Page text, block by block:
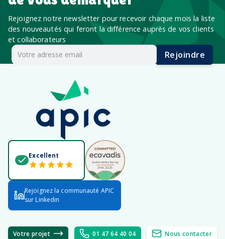
Rejoignez notre newsletter pour recevoir chaque mois la liste
des nouveautés qui feront la différence auprès de vos clients
et collaborateurs
Rejoindre
Excellent
Rejoignez la communauté APIC
sur Linkedin
Votre projet 01 47 64 40 04
Nous contacter